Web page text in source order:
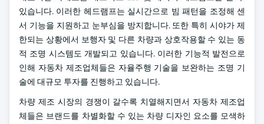
있습니다. 이러한 헤드램프는 실시간으로 빔 패턴을 조정해 센
서 기능을 지원하고 눈부심을 방지합니다. 또한 특히 시야가 제
한되는 상황에서 보행자 및 다른 차량과 상호작용할 수 있는 동
적 조명 시스템도 개발되고 있습니다. 이러한 기능적 발전으로
인해 자동차 제조업체들은 자율주행 기술을 보완하는 조명 기
술에 대규모 투자를 진행하고 있습니다.
차량 제조 시장의 경쟁이 갈수록 치열해지면서 자동차 제조업
체들은 브랜드를 차별화할 수 있는 차량 디자인 요소를 모색하